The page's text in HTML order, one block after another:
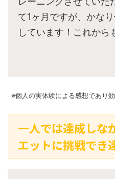
て1ヶ月ですが、かな
しています！これから
※個人の実体験による感想であり
一人では達成しな
エットに挑戦でき